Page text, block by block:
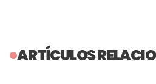
ARTÍCULOS